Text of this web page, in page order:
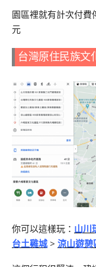
園區裡就有計次付費
元
台灣原住民族文
你可以這樣玩： 山川
台土雞城> 涼山遊憩